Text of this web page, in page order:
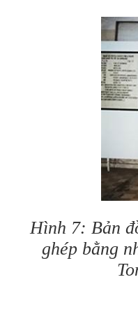
Hình 7: Bản
ghép bằng